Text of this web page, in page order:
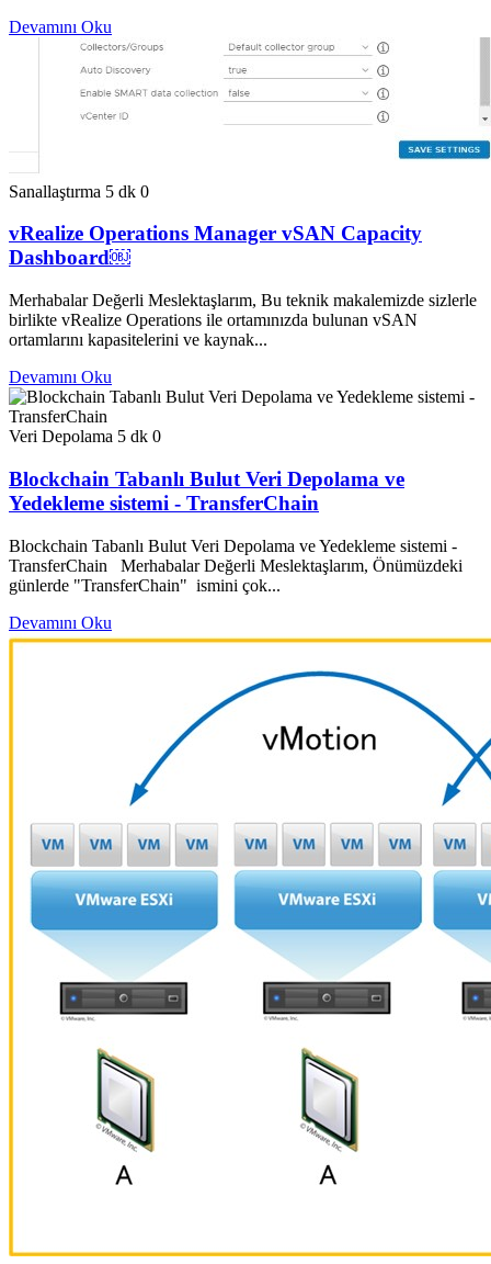
Devamını Oku
Sanallaştırma 5 dk 0
vRealize Operations Manager vSAN Capacity
Dashboard￼
Merhabalar Değerli Meslektaşlarım, Bu teknik makalemizde sizlerle
birlikte vRealize Operations ile ortamınızda bulunan vSAN
ortamlarını kapasitelerini ve kaynak...
Devamını Oku
Veri Depolama 5 dk 0
Blockchain Tabanlı Bulut Veri Depolama ve
Yedekleme sistemi - TransferChain
Blockchain Tabanlı Bulut Veri Depolama ve Yedekleme sistemi -
TransferChain Merhabalar Değerli Meslektaşlarım, Önümüzdeki
günlerde "TransferChain" ismini çok...
Devamını Oku